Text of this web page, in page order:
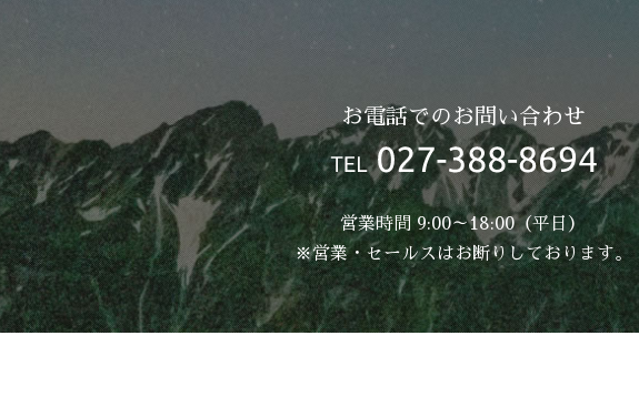
お電話でのお問い合わせ
営業時間 9:00～18:00（平日）
※営業・セールスはお断りしております。